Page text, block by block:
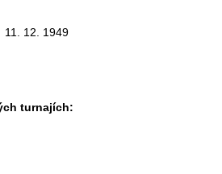
11. 12. 1949
turnajích: